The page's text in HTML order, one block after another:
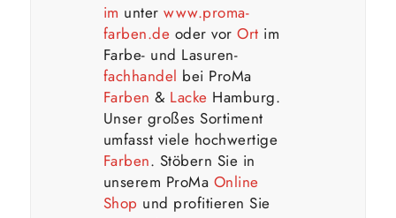
im unterwww.proma-
farben.de oder vorOrt im
Farbe- und Lasuren-
fachhandel bei ProMa
Farben & Lacke Hamburg.
Unser großes Sortiment
umfasst viele hochwertige
Farben. Stöbern Sie in
unserem ProMa Online
Shop und profitieren Sie